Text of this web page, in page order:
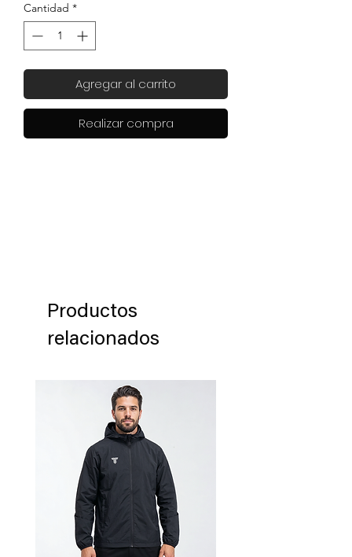
Cantidad *
Agregar al carrito
Realizar compra
Productos
relacionados